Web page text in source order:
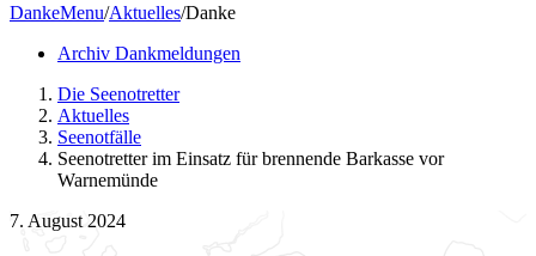
DankeMenu/Aktuelles/Danke
Archiv Dankmeldungen
Die Seenotretter
Aktuelles
Seenotfälle
Seenotretter im Einsatz für brennende Barkasse vor
Warnemünde
7. August 2024